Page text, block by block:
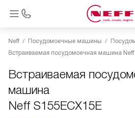
Neff Посудомоечные машины
Встраиваемая посудомоечная машина Neff
Встраиваемая
машина
Neff S155ECX15E